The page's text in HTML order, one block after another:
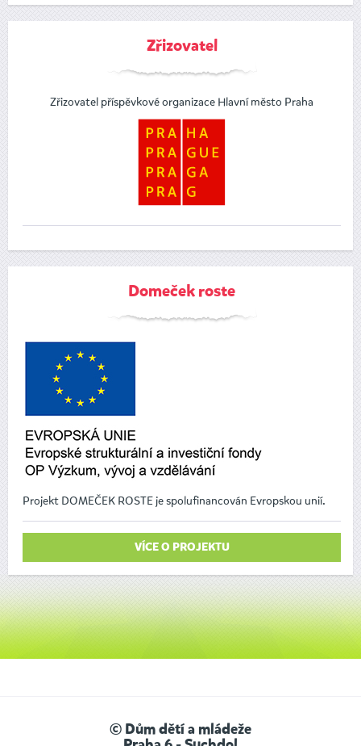
Zřizovatel
Zřizovatel příspěvkové organizace Hlavní město Praha
Domeček roste
Projekt DOMEČEK ROSTE je spolufinancován Evropskou unií.
VÍCE O PROJEKTU
© Dům dětí a mládeže